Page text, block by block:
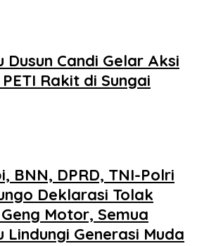
Dusun Candi Gelar Aksi
Rakit di Sungai
BNN, DPRD, TNI-Polri
Deklarasi Tolak
Motor, Semua
Lindungi Generasi Muda